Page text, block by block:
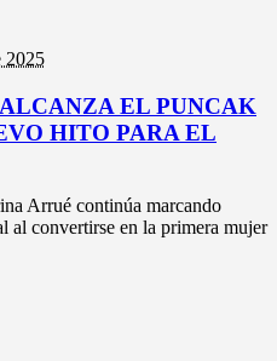
2025
EL PUNCAK
HITO PARA EL
Arrué continúa marcando
al convertirse en la primera mujer